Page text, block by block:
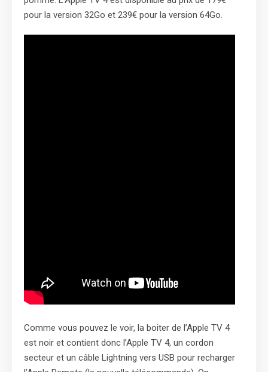
pour la version 32Go et 239€ pour la version 64Go.
Comme vous pouvez le voir, la boiter de l’Apple TV 4
est noir et contient donc l’Apple TV 4, un cordon
secteur et un câble Lightning vers USB pour recharger